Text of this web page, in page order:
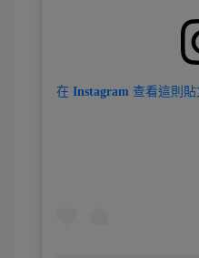
在 Instagram 查看這則貼